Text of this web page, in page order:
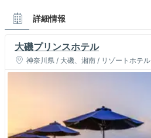
詳細情報
大磯プリンスホテル
神奈川県 / 大磯、湘南 / リゾートホテル